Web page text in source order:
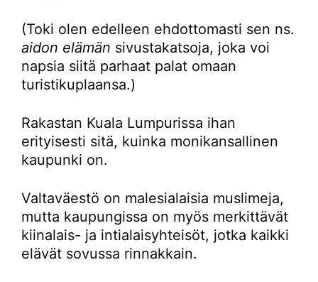
(Toki olen edelleen ehdottomasti sen ns.
aidon elämän sivustakatsoja, joka voi
napsia siitä parhaat palat omaan
turistikuplaansa.)
Rakastan Kuala Lumpurissa ihan
erityisesti sitä, kuinka monikansallinen
kaupunki on.
Valtaväestö on malesialaisia muslimeja,
mutta kaupungissa on myös merkittävät
kiinalais- ja intialaisyhteisöt, jotka kaikki
elävät sovussa rinnakkain.